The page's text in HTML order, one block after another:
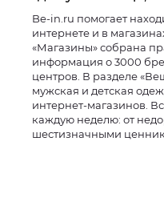
Be-in.ru помогает
интернете и в
«Магазины» собрана
информация о 3000
центров. В разделе
мужская и детская
интернет-магазинов.
каждую неделю: от
шестизначными